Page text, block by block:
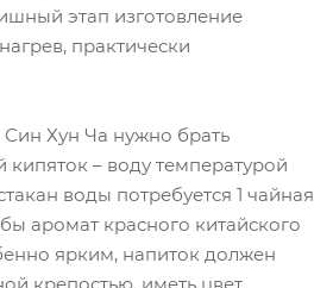
этап изготовление
практически
Хун Ча нужно брать
кипяток – воду температурой
воды потребуется 1 чайная
аромат красного китайского
ярким, напиток должен